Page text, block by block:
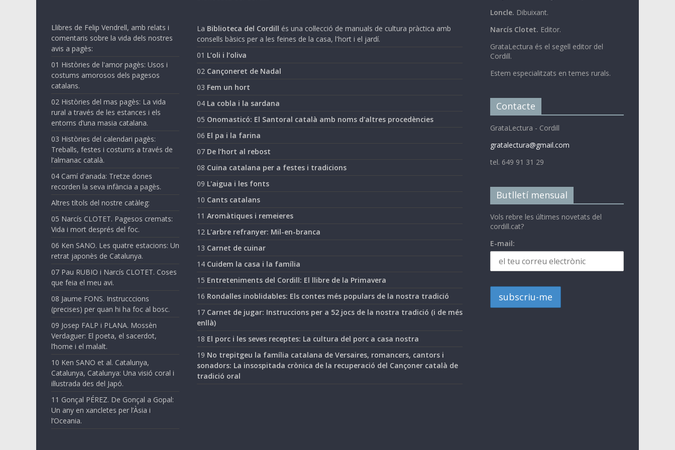
Llibres de Felip Vendrell, amb relats i
comentaris sobre la vida dels nostres
avis a pagès:
01 Històries de l'amor pagès: Usos i
costums amorosos dels pagesos
catalans.
02 Històries del mas pagès: La vida
rural a través de les estances i els
entorns d’una masia catalana.
03 Històries del calendari pagès:
Treballs, festes i costums a través de
l’almanac català.
04 Camí d'anada: Tretze dones
recorden la seva infància a pagès.
Altres títols del nostre catàleg:
05 Narcís CLOTET. Pagesos cremats:
Vida i mort després del foc.
06 Ken SANO. Les quatre estacions: Un
retrat japonès de Catalunya.
07 Pau RUBIO i Narcís CLOTET. Coses
que feia el meu avi.
08 Jaume FONS. Instrucccions
(precises) per quan hi ha foc al bosc.
09 Josep FALP i PLANA. Mossèn
Verdaguer: El poeta, el sacerdot,
l’home i el malalt.
10 Ken SANO et al. Catalunya,
Catalunya, Catalunya: Una visió coral i
il·lustrada des del Japó.
11 Gonçal PÉREZ. De Gonçal a Gopal:
Un any en xancletes per l’Àsia i
l’Oceania.
La Biblioteca del Cordill és una col·lecció de manuals de cultura pràctica amb
consells bàsics per a les feines de la casa, l'hort i el jardí.
01 L’oli i l’oliva
02 Cançoneret de Nadal
03 Fem un hort
04 La cobla i la sardana
05 Onomasticó: El Santoral català amb noms d'altres procedències
06 El pa i la farina
07 De l’hort al rebost
08 Cuina catalana per a festes i tradicions
09 L'aigua i les fonts
10 Cants catalans
11 Aromàtiques i remeieres
12 L'arbre refranyer: Mil-en-branca
13 Carnet de cuinar
14 Cuidem la casa i la família
15 Entreteniments del Cordill: El llibre de la Primavera
16 Rondalles inoblidables: Els contes més populars de la nostra tradició
17 Carnet de jugar: Instruccions per a 52 jocs de la nostra tradició (i de més
enllà)
18 El porc i les seves receptes: La cultura del porc a casa nostra
19 No trepitgeu la família catalana de Versaires, romancers, cantors i
sonadors: La insospitada crònica de la recuperació del Cançoner català de
tradició oral
Loncle. Dibuixant.
Narcís Clotet. Editor.
GrataLectura és el segell editor del
Cordill.
Estem especialitzats en temes rurals.
Contacte
GrataLectura - Cordill
gratalectura@gmail.com
tel. 649 91 31 29
Butlletí mensual
Vols rebre les últimes novetats del
cordill.cat?
E-mail: